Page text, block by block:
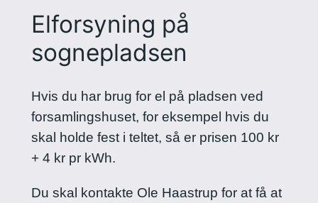
Elforsyning på
sognepladsen
Hvis du har brug for el på pladsen ved
forsamlingshuset, for eksempel hvis du
skal holde fest i teltet, så er prisen 100 kr
+ 4 kr pr kWh.
Du skal kontakte Ole Haastrup for at få at